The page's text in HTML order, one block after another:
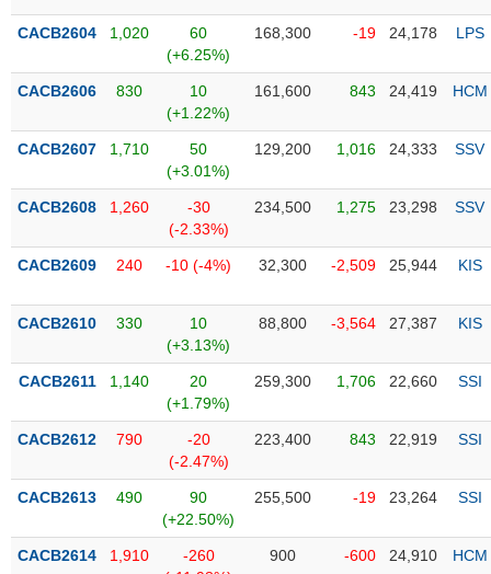
Niêm
bổ
sung
Hủy
niêm
Theo
đặc
Không
ký
quỹ
Danh
mục
chi
CACB2604 1,020
60
(+6.25%)
168,300 -19 24,178 LPS
CACB2606 830
10
(+1.22%)
161,600 843 24,419 HCM
CACB2607 1,710
50
(+3.01%)
129,200 1,016 24,333 SSV
CACB2608 1,260
-30
(-2.33%)
234,500 1,275 23,298 SSV
CACB2609 240 -10 (-4%) 32,300 -2,509 25,944 KIS
CACB2610 330
10
(+3.13%)
88,800 -3,564 27,387 KIS
CACB2611 1,140
20
(+1.79%)
259,300 1,706 22,660 SSI
CACB2612 790
-20
(-2.47%)
223,400 843 22,919 SSI
CACB2613 490
90
(+22.50%)
255,500 -19 23,264 SSI
CACB2614 1,910
-260
900 -600 24,910 HCM
SINH
PHIẾU
CỤ
ĐẦU
XUẤT
TIN